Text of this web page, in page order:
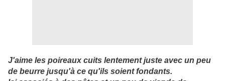
J'aime les poireaux cuits lentement juste avec un peu
de beurre jusqu'à ce qu'ils soient fondants.